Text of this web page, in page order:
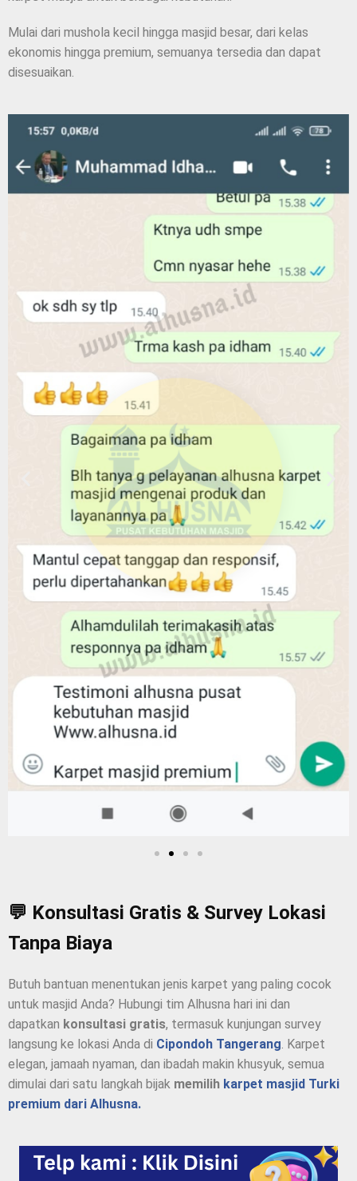
Mulai dari mushola kecil hingga masjid besar, dari kelas
ekonomis hingga premium, semuanya tersedia dan dapat
disesuaikan.
💬 Konsultasi Gratis & Survey Lokasi
Tanpa Biaya
Butuh bantuan menentukan jenis karpet yang paling cocok
untuk masjid Anda? Hubungi tim Alhusna hari ini dan
dapatkan konsultasi gratis, termasuk kunjungan survey
langsung ke lokasi Anda di Cipondoh Tangerang . Karpet
elegan, jamaah nyaman, dan ibadah makin khusyuk, semua
dimulai dari satu langkah bijak memilih karpet masjid Turki
premium dari Alhusna.